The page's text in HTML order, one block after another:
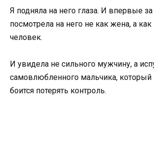
Я подняла на него глаза. И впервые
посмотрела на него не как жена, а
человек.
И увидела не сильного мужчину, а
самовлюбленного мальчика, который
боится потерять контроль.